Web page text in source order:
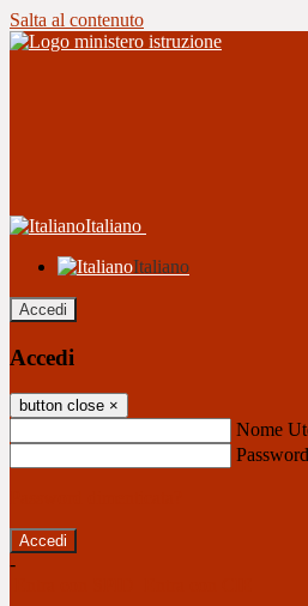
Salta al contenuto
Italiano
Italiano
Accedi
Accedi
button close ×
Nome
Password
-